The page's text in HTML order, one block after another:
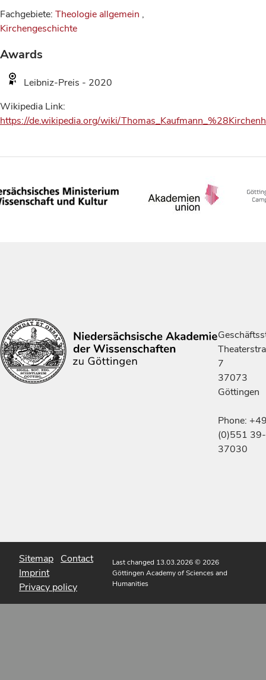
Fachgebiete: Theologie allgemein ,
Kirchengeschichte
Awards
Leibniz-Preis - 2020
Wikipedia Link:
https://de.wikipedia.org/wiki/
7
37073
Göttingen
Phone:
(0)551 39-
37030
Sitemap Contact
Imprint
Privacy policy
Last changed 13.03.2026© 2026
Göttingen Academy of Sciences and
Humanities